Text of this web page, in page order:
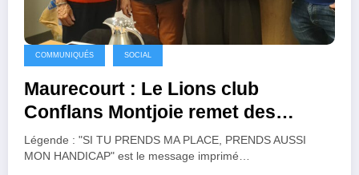
COMMUNIQUÉS SOCIAL
Maurecourt : Le Lions club
Conflans Montjoie remet des
plaques pour faire respecter le
stationnement handicapés
Légende : "SI TU PRENDS MA PLACE, PRENDS AUSSI
MON HANDICAP" est le message imprimé…